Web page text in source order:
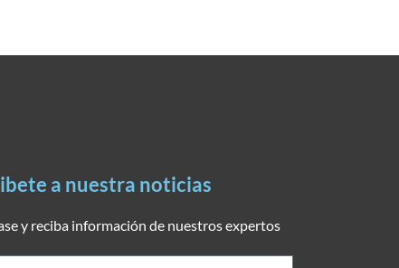
a nuestra noticias
y reciba información de nuestros expertos